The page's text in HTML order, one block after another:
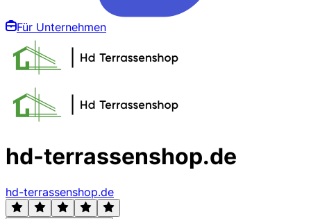
Für Unternehmen
hd-terrassenshop.de
hd-terrassenshop.de